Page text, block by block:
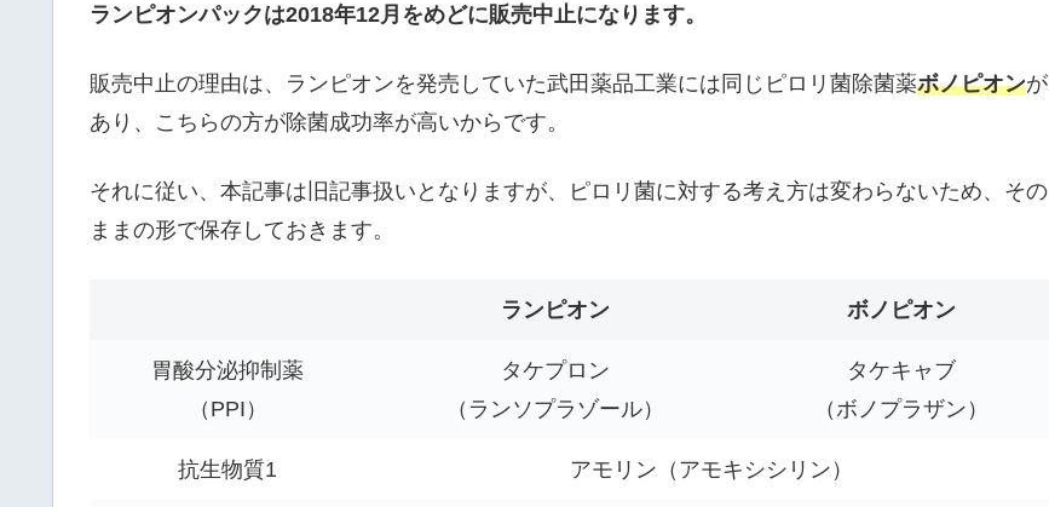
ランピオンパックは2018年12月をめどに販売中止になります。
販売中止の理由は、ランピオンを発売していた武田薬品工業には同じピロリ菌除菌薬ボノピオンが
あり、こちらの方が除菌成功率が高いからです。
それに従い、本記事は旧記事扱いとなりますが、ピロリ菌に対する考え方は変わらないため、その
ままの形で保存しておきます。
ランピオン ボノピオン
胃酸分泌抑制薬
（PPI）
タケプロン
（ランソプラゾール）
タケキャブ
（ボノプラザン）
抗生物質1 アモリン（アモキシシリン）